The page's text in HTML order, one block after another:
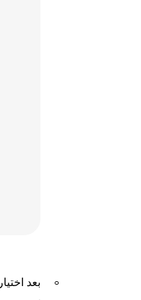
بعد اختيار